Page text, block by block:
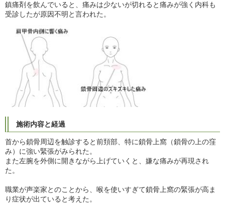
鎮痛剤を飲んでいると、痛みは少ないが切れると痛みが強く内科も
受診したが原因不明と言われた。
施術内容と経過
首から鎖骨周辺を触診すると前頚部、特に鎖骨上窩（鎖骨の上の窪
み）に強い緊張がみられた。
また左腕を外側に開きながら上げていくと、嫌な痛みが再現され
た。
職業が声楽家とのことから、喉を使いすぎて鎖骨上窩の緊張が高ま
り症状が出ていると考えた。